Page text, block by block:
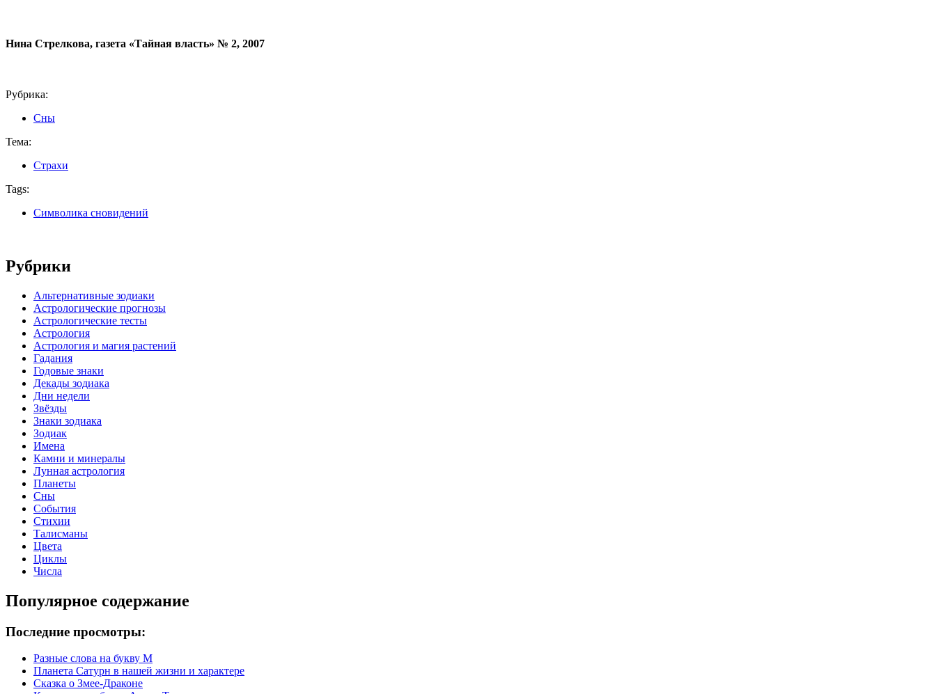
Нина Стрелкова, газета «Тайная власть» № 2, 2007
Рубрика:
Сны
Тема:
Страхи
Tags:
Символика сновидений
Рубрики
Альтернативные зодиаки
Астрологические прогнозы
Астрологические тесты
Астрология
Астрология и магия растений
Гадания
Годовые знаки
Декады зодиака
Дни недели
Звёзды
Знаки зодиака
Зодиак
Имена
Камни и минералы
Лунная астрология
Планеты
Сны
События
Стихии
Талисманы
Цвета
Циклы
Числа
Популярное содержание
Последние просмотры:
Разные слова на букву М
Планета Сатурн в нашей жизни и характере
Сказка о Змее-Драконе